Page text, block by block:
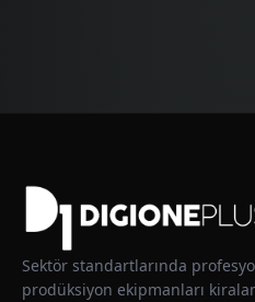
Sektör standartlarında
prodüksiyon ekipmanları